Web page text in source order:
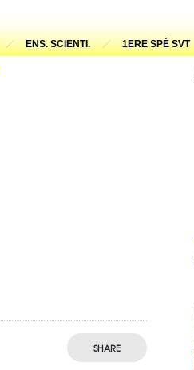
ENS. SCIENTI. 1ERE SPÉ SVT
SHARE